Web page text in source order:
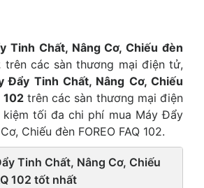
Tinh Chất, Nâng Cơ, Chiếu đèn
trên các sàn thương mại điện tử,
Đẩy Tinh Chất, Nâng Cơ, Chiếu
102trên các sàn thương mại điện
tối đa chi phí mua Máy Đẩy
Chiếu đèn FOREO FAQ 102.
Tinh Chất, Nâng Cơ, Chiếu
102 tốt nhất